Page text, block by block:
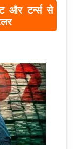
और टर्न्स से